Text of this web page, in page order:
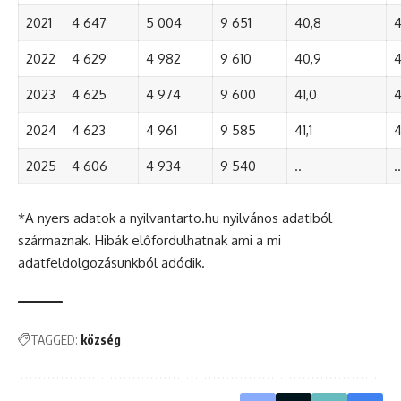
2021 4 647 5 004 9 651 40,8
2022 4 629 4 982 9 610 40,9
2023 4 625 4 974 9 600 41,0
2024 4 623 4 961 9 585 41,1
2025 4 606 4 934 9 540 .. ..
*A nyers adatok a nyilvantarto.hu nyilvános adatiból
származnak. Hibák előfordulhatnak ami a mi
adatfeldolgozásunkból adódik.
TAGGED: község